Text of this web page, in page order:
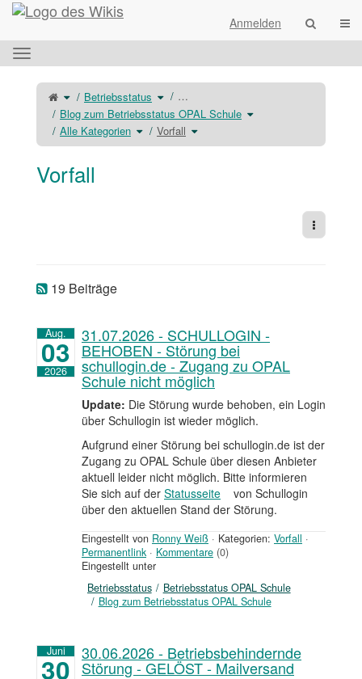
Startseite
Anmelden
Das
horizontale
Menü
umschalten.
Schalte
denübergeordneten
Baum
von
Vorfall
um.
Betriebsstatus Schalte
denVerzeichnisbaum
unter
Betriebsstatus
um.
…
Blog zum Betriebsstatus OPAL Schule Schalte
den
Betriebsstatus
OPAL
Alle Kategorien Schalte
denVerzeichnisbaum
unter
Alle
Vorfall Schalte
den
unter
Vorfall
Vorfall
Weitere
19 Beiträge
Aug.
03
2026
31.07.2026 - SCHULLOGIN -
BEHOBEN - Störung bei
schullogin.de - Zugang zu OPAL
Schule nicht möglich
Update: Die Störung wurde behoben, ein Login
über Schullogin ist wieder möglich.
Aufgrund einer Störung bei schullogin.de ist der
Zugang zu OPAL Schule über diesen Anbieter
aktuell leider nicht möglich. Bitte informieren
Sie sich auf der Statusseite
von Schullogin
über den aktuellen Stand der Störung.
Eingestellt von Ronny Weiß · Kategorien: Vorfall ·
Permanentlink · Kommentare (0)
Eingestellt unter
Betriebsstatus
Betriebsstatus OPAL Schule
Blog zum Betriebsstatus OPAL Schule
Juni
30 30.06.2026 - Betriebsbehindernde
Störung - GELÖST - Mailversand